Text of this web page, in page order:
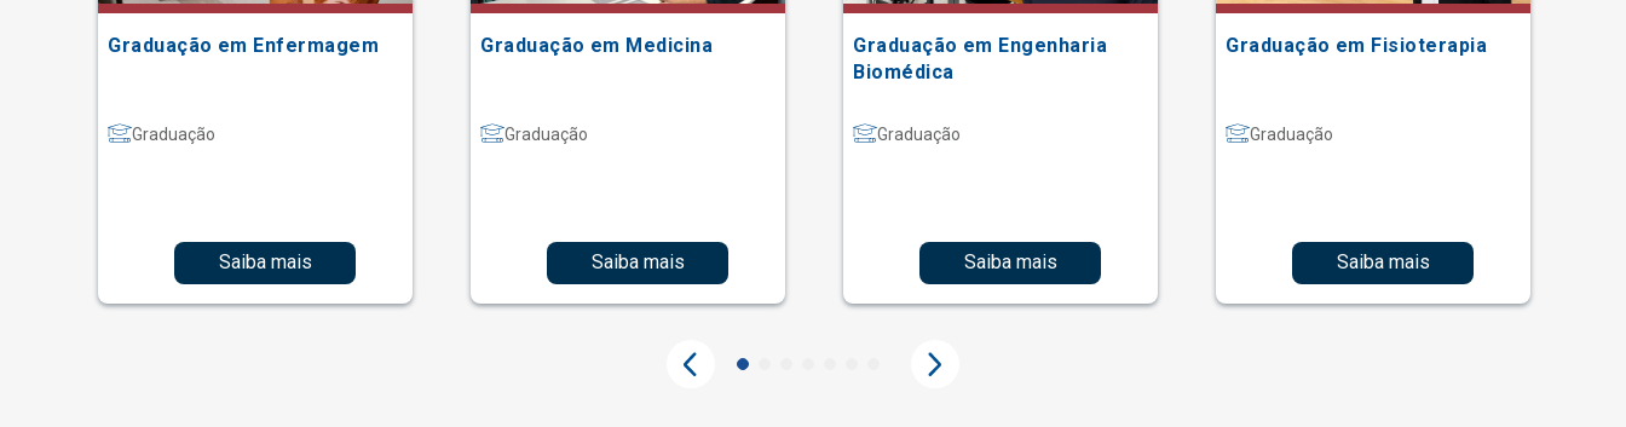
Graduação em Enfermagem
Graduação
Saiba mais
Graduação em Medicina
Graduação
Saiba mais
Graduação em Engenharia
Biomédica
Graduação
Saiba mais
Graduação em Fisioterapia
Graduação
Saiba mais